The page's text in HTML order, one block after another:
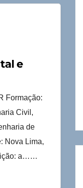
e
Formação:
Civil,
de
Nova Lima,
a……